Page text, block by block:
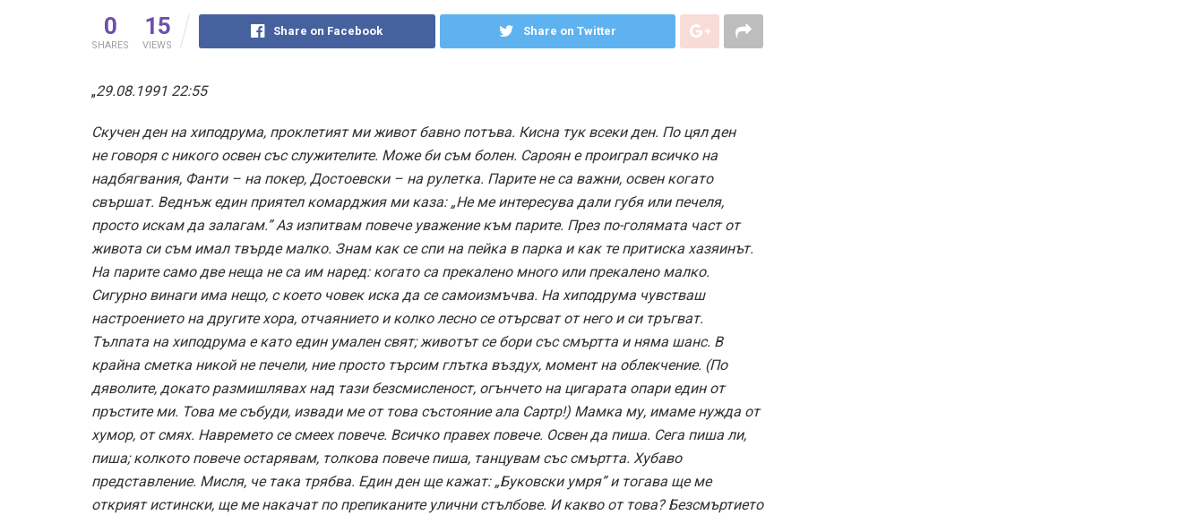
0
SHARES
15
VIEWS
Share on Facebook Share on Twitter
„29.08.1991 22:55
Скучен ден на хиподрума, проклетият ми живот бавно потъва. Кисна тук всеки ден. По цял ден
не говоря с никого освен със служителите. Може би съм болен. Сароян е проиграл всичко на
надбягвания, Фанти – на покер, Достоевски – на рулетка. Парите не са важни, освен когато
свършат. Веднъж един приятел комарджия ми каза: „Не ме интересува дали губя или печеля,
просто искам да залагам.” Аз изпитвам повече уважение към парите. През по-голямата част от
живота си съм имал твърде малко. Знам как се спи на пейка в парка и как те притиска хазяинът.
На парите само две неща не са им наред: когато са прекалено много или прекалено малко.
Сигурно винаги има нещо, с което човек иска да се самоизмъчва. На хиподрума чувстваш
настроението на другите хора, отчаянието и колко лесно се отърсват от него и си тръгват.
Тълпата на хиподрума е като един умален свят; животът се бори със смъртта и няма шанс. В
крайна сметка никой не печели, ние просто търсим глътка въздух, момент на облекчение. (По
дяволите, докато размишлявах над тази безсмисленост, огънчето на цигарата опари един от
пръстите ми. Това ме събуди, извади ме от това състояние ала Сартр!) Мамка му, имаме нужда от
хумор, от смях. Навремето се смеех повече. Всичко правех повече. Освен да пиша. Сега пиша ли,
пиша; колкото повече остарявам, толкова повече пиша, танцувам със смъртта. Хубаво
представление. Мисля, че така трябва. Един ден ще кажат: „Буковски умря” и тогава ще ме
открият истински, ще ме накачат по препиканите улични стълбове. И какво от това? Безсмъртието